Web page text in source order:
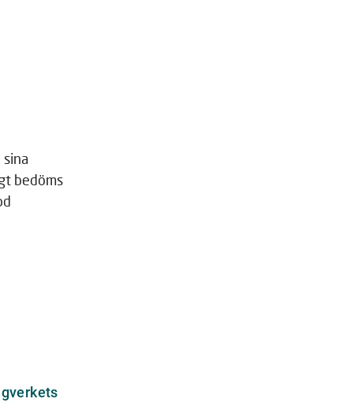
bedöms